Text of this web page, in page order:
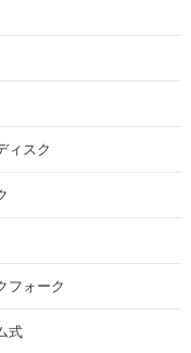
ィスク
フォーク
式